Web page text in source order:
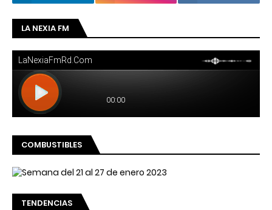
LA NEXIA FM
COMBUSTIBLES
TENDENCIAS